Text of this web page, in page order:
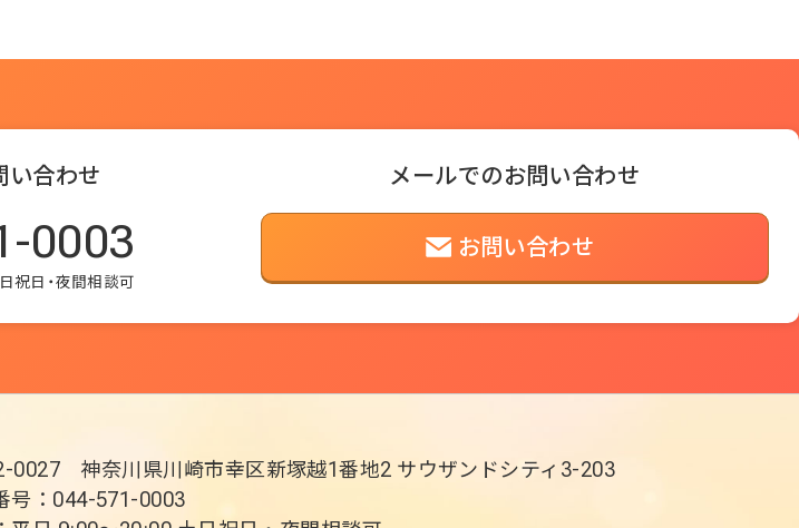
い合わせ
0003
祝日・夜間相談可
メールでのお問い合わせ
お問い合わせ
0027 神奈川県川崎市幸区新塚越1番地2 サウザンドシティ3-203
号：044-571-0003